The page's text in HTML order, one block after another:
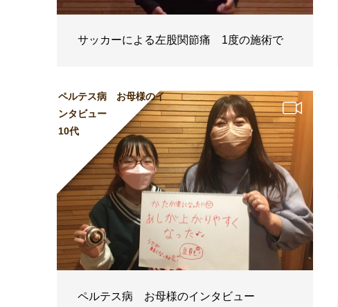
サッカーによる左股関節痛 1度の施術で
ペルテス病 お母様のイ
ンタビュー
10代
ペルテス病 お母様のインタビュー